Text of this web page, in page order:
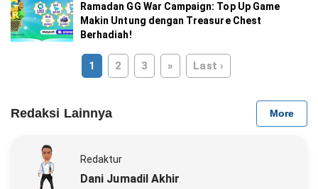
Ramadan GG War Campaign: Top Up Game
Makin Untung dengan Treasure Chest
Berhadiah!
1 2 3 » Last ›
Redaksi Lainnya More
Redaktur
Dani Jumadil Akhir